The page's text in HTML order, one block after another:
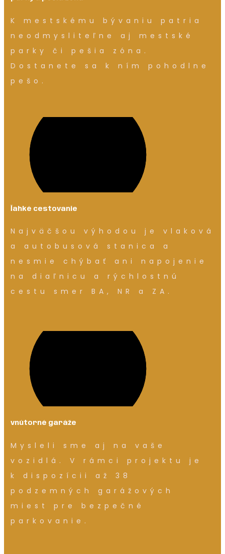
K mestskému bývaniu patria
neodmysliteľne aj mestské
parky či pešia zóna.
Dostanete sa k ním pohodlne
pešo.
ľahké cestovanie
Najväčšou výhodou je vlaková
a autobusová stanica a
nesmie chýbať ani napojenie
na diaľnicu a rýchlostnú
cestu smer BA, NR a ZA.
vnútorné garáže
Mysleli sme aj na vaše
vozidlá. V rámci projektu je
k dispozícii až 38
podzemných garážových
miest pre bezpečné
parkovanie.